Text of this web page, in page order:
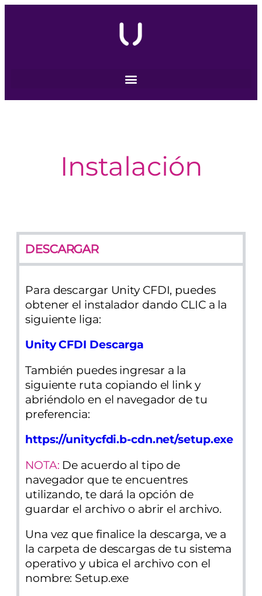
Instalación
DESCARGAR
Para descargar Unity CFDI, puedes
obtener el instalador dando CLIC a la
siguiente liga:
Unity CFDI Descarga
También puedes ingresar a la
siguiente ruta copiando el link y
abriéndolo en el navegador de tu
preferencia:
https://unitycfdi.b-cdn.net/setup.exe
NOTA: De acuerdo al tipo de
navegador que te encuentres
utilizando, te dará la opción de
guardar el archivo o abrir el archivo.
Una vez que finalice la descarga, ve a
la carpeta de descargas de tu sistema
operativo y ubica el archivo con el
nombre: Setup.exe